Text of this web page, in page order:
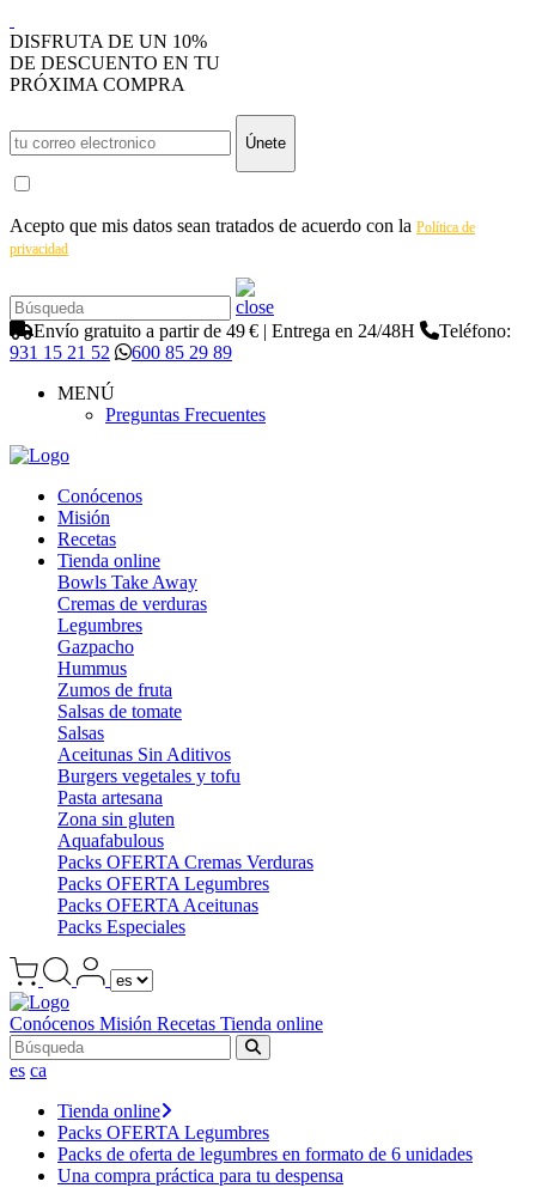
DISFRUTA DE UN 10%
DE DESCUENTO EN TU
PRÓXIMA COMPRA
Únete
Acepto que mis datos sean tratados de acuerdo con la Política de
privacidad
Envío gratuito a partir de 49 € | Entrega en 24/48H
Teléfono:
931 15 21 52
600 85 29 89
MENÚ
Preguntas Frecuentes
Conócenos
Misión
Recetas
Tienda online
Bowls Take Away
Cremas de verduras
Legumbres
Gazpacho
Hummus
Zumos de fruta
Salsas de tomate
Salsas
Aceitunas Sin Aditivos
Burgers vegetales y tofu
Pasta artesana
Zona sin gluten
Aquafabulous
Packs OFERTA Cremas Verduras
Packs OFERTA Legumbres
Packs OFERTA Aceitunas
Packs Especiales
Conócenos Misión Recetas Tienda online
es ca
Tienda online
Packs OFERTA Legumbres
Packs de oferta de legumbres en formato de 6 unidades
Una compra práctica para tu despensa